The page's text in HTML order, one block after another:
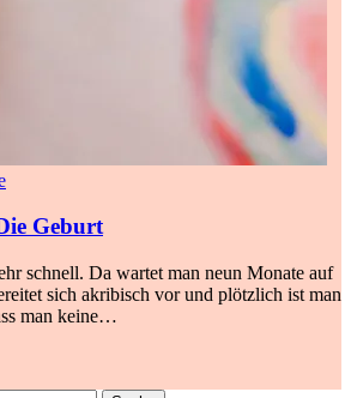
Geburt
schnell. Da wartet man neun Monate auf
sich akribisch vor und plötzlich ist man
man keine…